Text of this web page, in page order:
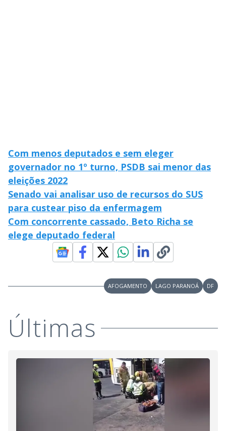
Com menos deputados e sem eleger
governador no 1º turno, PSDB sai menor das
eleições 2022
Senado vai analisar uso de recursos do SUS
para custear piso da enfermagem
Com concorrente cassado, Beto Richa se
elege deputado federal
AFOGAMENTO LAGO PARANOÁ DF
Últimas